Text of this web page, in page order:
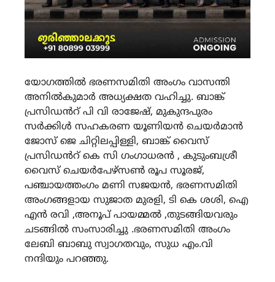
യോഗത്തിൽ ഭരണസമിതി അംഗം വാസന്തി
അനിൽകുമാർ അധ്യക്ഷത വഹിച്ചു. ബാങ്ക്
പ്രസിഡൻറ് പി വി രാജേഷ്, മുകുന്ദപുരം
സർക്കിൾ സഹകരണ യൂണിയൻ ചെയർമാൻ
ജോസ് ജെ ചിറ്റിലപ്പിള്ളി, ബാങ്ക് വൈസ്
പ്രസിഡൻറ് കെ സി ഗംഗാധരൻ , കുടുംബശ്രീ
വൈസ് ചെയർപേഴ്സൺ രൂപ സൂരജ്,
പഞ്ചായത്തംഗം മണി സജയൻ, ഭരണസമിതി
അംഗങ്ങളായ സുജാത മുരളി, ടി കെ ശശി, ഐ
എൻ രവി ,അനൂപ് പായമ്മൽ ,തുടങ്ങിയവരും
ചടങ്ങിൽ സംസാരിച്ചു .ഭരണസമിതി അംഗം
ലേബി ബാബു സ്വാഗതവും, സുധ എം.വി
നന്ദിയും പറഞ്ഞു.